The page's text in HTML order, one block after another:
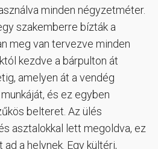
minden négyzetméter.
szakemberre bízták a
meg van tervezve minden
kezdve a bárpulton át
amelyen át a vendég
és ez egyben
belteret. Az ülés
asztalokkal lett megoldva, ez
a helynek. Egy kültéri,